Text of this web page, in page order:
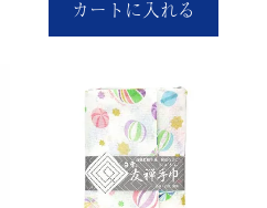
カートに入れる